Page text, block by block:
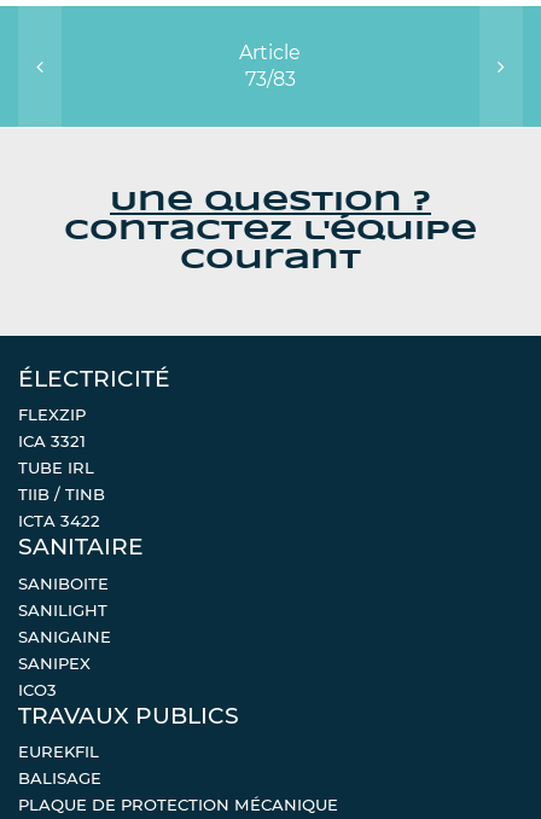
Article
73/83
Une question ?
Contactez l'équipe
Courant
ÉLECTRICITÉ
FLEXZIP
ICA 3321
TUBE IRL
TIIB / TINB
ICTA 3422
SANITAIRE
SANIBOITE
SANILIGHT
SANIGAINE
SANIPEX
ICO3
TRAVAUX PUBLICS
EUREKFIL
BALISAGE
PLAQUE DE PROTECTION MÉCANIQUE